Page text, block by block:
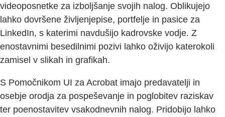
videoposnetke za izboljšanje svojih nalog. Oblikujejo
lahko dovršene življenjepise, portfelje in pasice za
LinkedIn, s katerimi navdušijo kadrovske vodje. Z
enostavnimi besedilnimi pozivi lahko oživijo katerokoli
zamisel v slikah in grafikah.
S Pomočnikom UI za Acrobat imajo predavatelji in
osebje orodja za pospeševanje in poglobitev raziskav
ter poenostavitev vsakodnevnih nalog. Pridobijo lahko